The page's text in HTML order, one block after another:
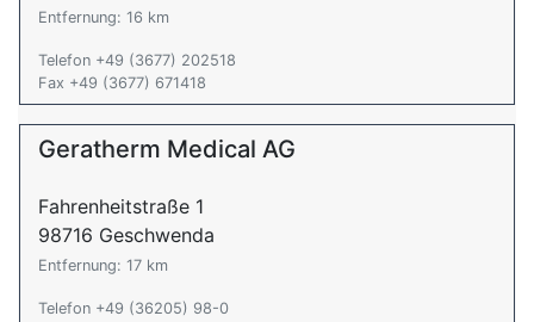
Entfernung: 16 km
Telefon +49 (3677) 202518
Fax +49 (3677) 671418
Geratherm Medical AG
Fahrenheitstraße 1
98716 Geschwenda
Entfernung: 17 km
Telefon +49 (36205) 98-0